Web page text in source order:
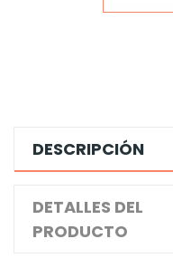
DESCRIPCIÓN
DETALLES DEL
PRODUCTO